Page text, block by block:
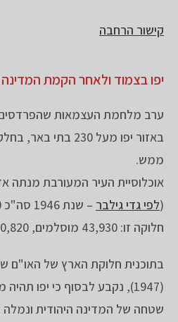
קישור הרחבה
יפו בצמוד ולאחר הקמת המדינה
ערב מלחמת העצמאות שהפרדסים
באזור יפו מעל 230
ממש.
אוכלוסיית העיר המעורבת מנתה אז כ-
(לפי גדי גילבר
חלוקה זו: 43,930 מוסלמים, 30,820 יהודים, 16,800 נוצרים).
בתוכנית חלוקת הארץ של
(1947), נקבע לבסוף כי יפו
שטחה של המדינה היהודית